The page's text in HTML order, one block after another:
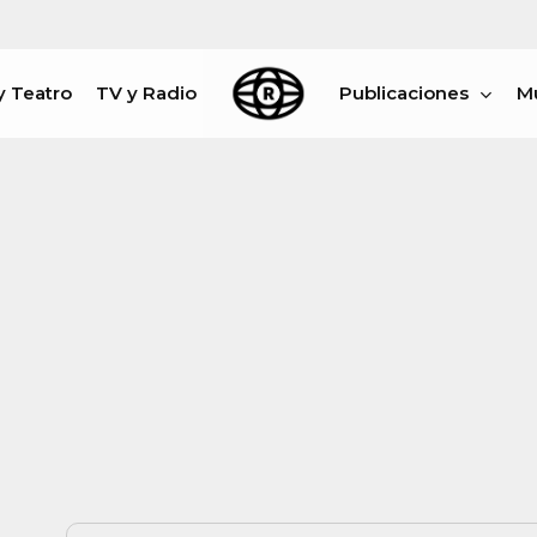
Teatro TV y Radio Publicaciones